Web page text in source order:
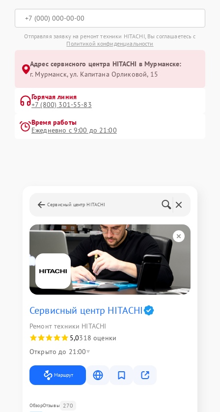
Отправляя заявку на ремонт техники HITACHI, Вы соглашаетесь с
Политикой конфиденциальности
Адрес сервисного центра HITACHI в Мурманске:
г. Мурманск, ул. Капитана Орликовой, 15
Горячая линия
+7 (800) 301-55-83
Время работы
Ежедневно с 9:00 до 21:00
Сервисный центр HITACHI
Сервисный центр HITACHI
Ремонт техники HITACHI
5,0318 оценки
Открыто до 21:00
Маршрут
ОбзорОтзывы 270